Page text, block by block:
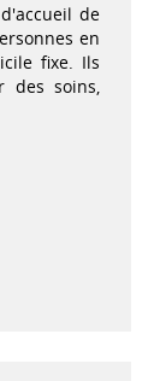
de
en
fixe. Ils
des soins,